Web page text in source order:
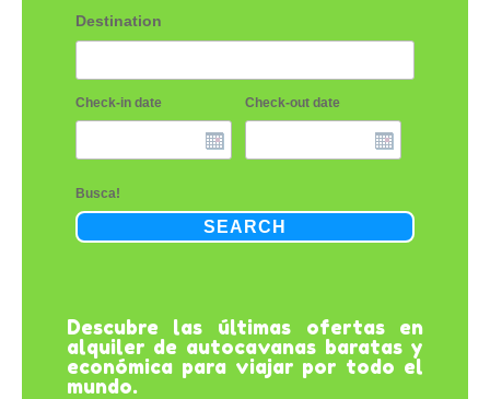
Destination
Check-in date Check-out date
Busca!
SEARCH
Descubre las últimas ofertas en
alquiler de autocavanas baratas y
económica para viajar por todo el
mundo.